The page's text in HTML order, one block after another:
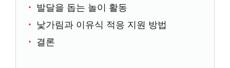
발달을 돕는 놀이 활동
낯가림과 이유식 적응 지원 방법
결론